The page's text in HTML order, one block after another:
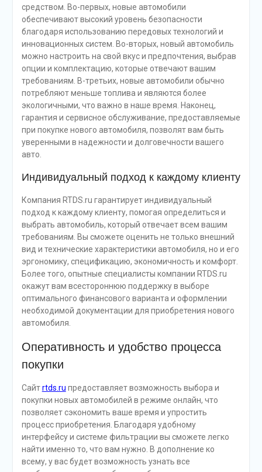
средством. Во-первых, новые автомобили
обеспечивают высокий уровень безопасности
благодаря использованию передовых технологий и
инновационных систем. Во-вторых, новый автомобиль
можно настроить на свой вкус и предпочтения, выбрав
опции и комплектацию, которые отвечают вашим
требованиям. В-третьих, новые автомобили обычно
потребляют меньше топлива и являются более
экологичными, что важно в наше время. Наконец,
гарантия и сервисное обслуживание, предоставляемые
при покупке нового автомобиля, позволят вам быть
уверенными в надежности и долговечности вашего
авто.
Индивидуальный подход к каждому клиенту
Компания RTDS.ru гарантирует индивидуальный
подход к каждому клиенту, помогая определиться и
выбрать автомобиль, который отвечает всем вашим
требованиям. Вы сможете оценить не только внешний
вид и технические характеристики автомобиля, но и его
эргономику, спецификацию, экономичность и комфорт.
Более того, опытные специалисты компании RTDS.ru
окажут вам всестороннюю поддержку в выборе
оптимального финансового варианта и оформлении
необходимой документации для приобретения нового
автомобиля.
Оперативность и удобство процесса
покупки
Сайтrtds.ru предоставляет возможность выбора и
покупки новых автомобилей в режиме онлайн, что
позволяет сэкономить ваше время и упростить
процесс приобретения. Благодаря удобному
интерфейсу и системе фильтрации вы сможете легко
найти именно то, что вам нужно. В дополнение ко
всему, у вас будет возможность узнать все